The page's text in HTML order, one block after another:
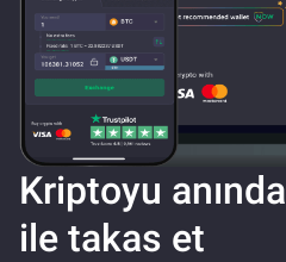
Kriptoyu
ile takas et